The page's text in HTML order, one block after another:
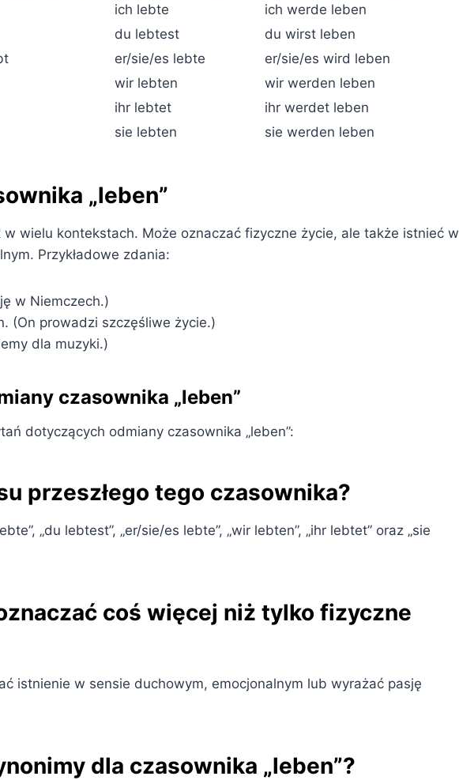
ich lebte
ich werde leben
du lebtest
du wirst leben
er/sie/es lebte
er/sie/es wird leben
wir lebten
wir werden leben
ihr lebtet
ihr werdet leben
sie lebten sie werden leben
„leben”
w wielu kontekstach. Może oznaczać fizyczne życie, ale także istnieć w
Przykładowe zdania:
w Niemczech.)
(On prowadzi szczęśliwe życie.)
dla muzyki.)
czasownika „leben”
dotyczących odmiany czasownika „leben”:
przeszłego tego czasownika?
„du lebtest”, „er/sie/es lebte”, „wir lebten”, „ihr lebtet” oraz „sie
coś więcej niż tylko fizyczne
istnienie w sensie duchowym, emocjonalnym lub wyrażać pasję
dla czasownika „leben”?